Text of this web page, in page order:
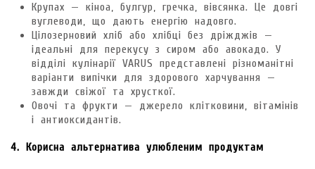
Крупах — кіноа, булгур, гречка, вівсянка. Це довгі
вуглеводи, що дають енергію надовго.
Цілозерновий хліб або хлібці без дріжджів —
ідеальні для перекусу з сиром або авокадо. У
відділі кулінарії VARUS представлені різноманітні
варіанти випічки для здорового харчування —
завжди свіжої та хрусткої.
Овочі та фрукти — джерело клітковини, вітамінів
і антиоксидантів.
4. Корисна альтернатива улюбленим продуктам